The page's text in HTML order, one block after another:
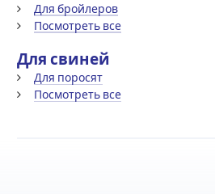
Для бройлеров
Посмотреть все
Для свиней
Для поросят
Посмотреть все